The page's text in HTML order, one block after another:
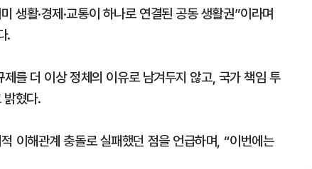
생활·경제·교통이 하나로 연결된 공동 생활권”이라며
.
를 더 이상 정체의 이유로 남겨두지 않고, 국가 책임 투
혔다.
이해관계 충돌로 실패했던 점을 언급하며, “이번에는